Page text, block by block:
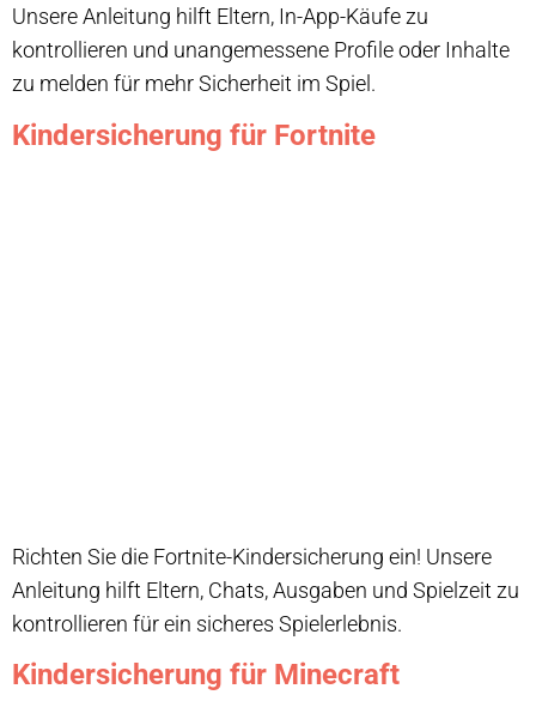
Unsere Anleitung hilft Eltern, In-App-Käufe zu
kontrollieren und unangemessene Profile oder Inhalte
zu melden für mehr Sicherheit im Spiel.
Kindersicherung für Fortnite
Richten Sie die Fortnite-Kindersicherung ein! Unsere
Anleitung hilft Eltern, Chats, Ausgaben und Spielzeit zu
kontrollieren für ein sicheres Spielerlebnis.
Kindersicherung für Minecraft